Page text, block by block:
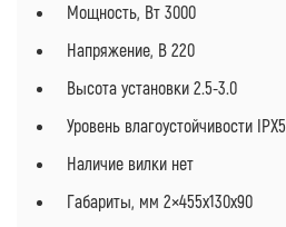
Мощность, Вт 3000
Напряжение, В 220
Высота установки 2.5-3.0
Уровень влагоустойчивости IPX5
Наличие вилки нет
Габариты, мм 2×455х130х90